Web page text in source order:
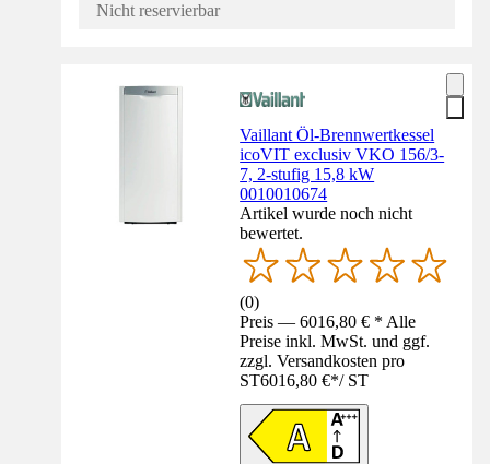
Nicht reservierbar
Vaillant Öl-Brennwertkessel
icoVIT exclusiv VKO 156/3-
7, 2-stufig 15,8 kW
0010010674
Artikel wurde noch nicht
bewertet.
(0)
Preis — 6016,80 € * Alle
Preise inkl. MwSt. und ggf.
zzgl. Versandkosten pro
ST6016,80 €*/ ST